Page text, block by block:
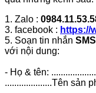
1. Zalo :
3. facebook : https://
5. Soạn tin nhắn SMS
với nội dung:
- Họ & tên:
....................Tên sản